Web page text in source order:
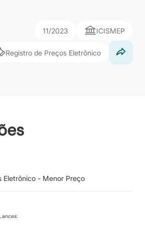
11/2023 ICISMEP
Registro de Preços Eletrônico
Eletrônico - Menor Preço